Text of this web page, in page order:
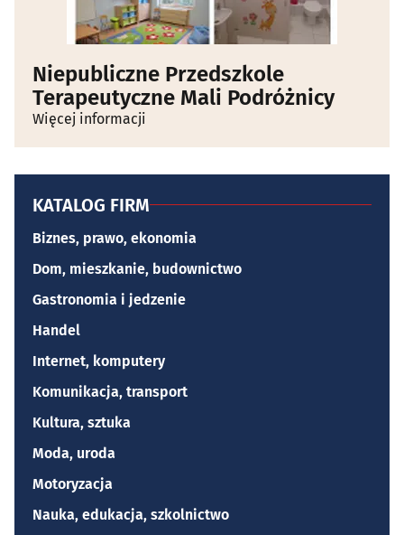
Niepubliczne Przedszkole
Terapeutyczne Mali Podróżnicy
Więcej informacji
KATALOG FIRM
Biznes, prawo, ekonomia
Dom, mieszkanie, budownictwo
Gastronomia i jedzenie
Handel
Internet, komputery
Komunikacja, transport
Kultura, sztuka
Moda, uroda
Motoryzacja
Nauka, edukacja, szkolnictwo